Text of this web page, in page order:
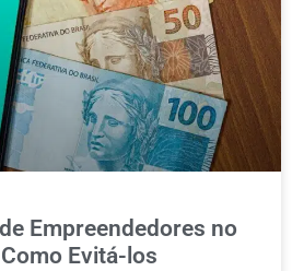
Empreendedores no
Evitá-los